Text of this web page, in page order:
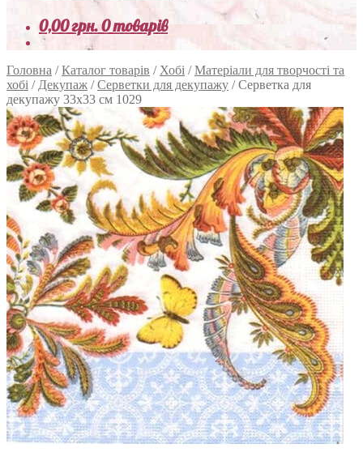
0,00грн.0 товарів
Головна /Каталог товарів / Хобі /Матеріали для творчості та
хобі / Декупаж /Серветки для декупажу /Серветка для
декупажу 33х33 см 1029